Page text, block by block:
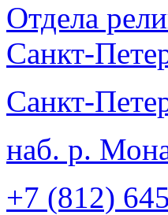
Отдела
Санкт-
Санкт-
наб. р.
+7 (812)